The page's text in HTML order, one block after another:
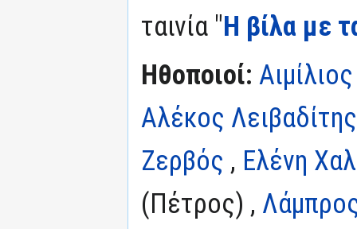
ταινία "Η βίλα με
Ηθοποιοί:
Αλέκος Λειβαδίτης
Ζερβός , Ελένη
(Πέτρος) ,